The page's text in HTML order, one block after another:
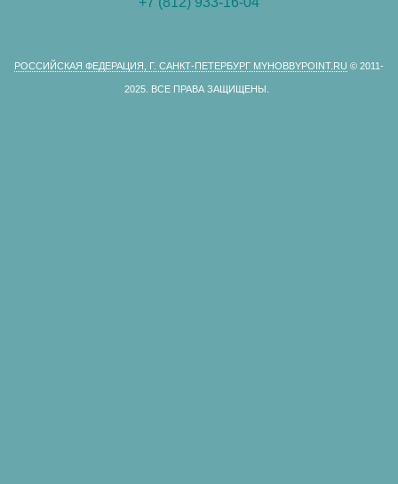
РОССИЙСКАЯ ФЕДЕРАЦИЯ, Г. САНКТ-ПЕТЕРБУРГ MYHOBBYPOINT.RU © 2011-
2025. ВСЕ ПРАВА ЗАЩИЩЕНЫ.